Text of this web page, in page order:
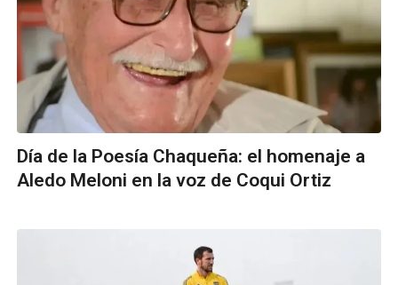
Día de la Poesía Chaqueña: el homenaje a
Aledo Meloni en la voz de Coqui Ortiz